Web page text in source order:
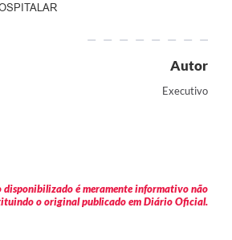
Autor
Executivo
disponibilizado é meramente informativo não
o original publicado em Diário Oficial.